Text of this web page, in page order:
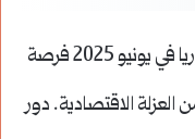
يمثل قرار رفع العقوبات الأمريكية عن سوريا في يونيو 2025 فرصة
العزلة الاقتصادية. دور